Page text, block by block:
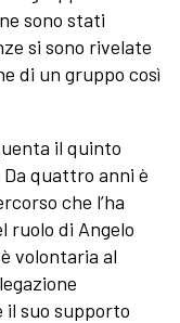
sono stati
si sono rivelate
di un gruppo così
il quinto
quattro anni è
che l’ha
ruolo di Angelo
volontaria al
il suo supporto